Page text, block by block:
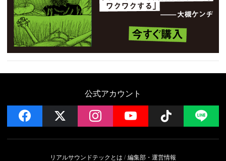
公式アカウント
facebook instagramYouTube Follow
リアルサウンドテックとは 編集部・運営情報